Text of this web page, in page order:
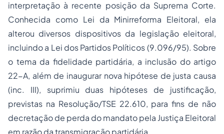
interpretação à recente posição da Suprema Corte.
Conhecida como Lei da Minirreforma Eleitoral, ela
alterou diversos dispositivos da legislação eleitoral,
incluindo a Lei dos Partidos Políticos (9.096/95). Sobre
o tema da fidelidade partidária, a inclusão do artigo
22-A, além de inaugurar nova hipótese de justa causa
(inc. III), suprimiu duas hipóteses de justificação,
previstas na Resolução/TSE 22.610, para fins de não
decretação de perda do mandato pela Justiça Eleitoral
em razão da transmigração partidária.